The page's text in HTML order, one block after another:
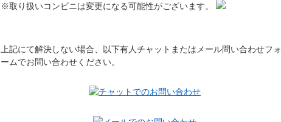
※取り扱いコンビニは変更になる可能性がございます。
上記にて解決しない場合、以下有人チャットまたはメール問い合わせフォ
ームでお問い合わせください。